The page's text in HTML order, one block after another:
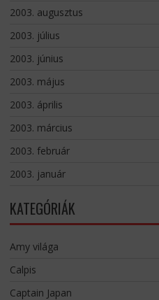
2003. augusztus
2003. július
2003. június
2003. május
2003. április
2003. március
2003. február
2003. január
KATEGÓRIÁK
Amy világa
Calpis
Captain Japan